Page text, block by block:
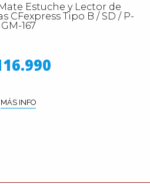
Estuche y Lector de
CFexpress Tipo B / SD / P-
GM-167
MÁS INFO